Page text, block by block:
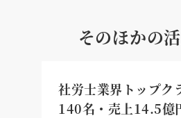
そのほかの
社労士業界トップク
140名・売上14.5